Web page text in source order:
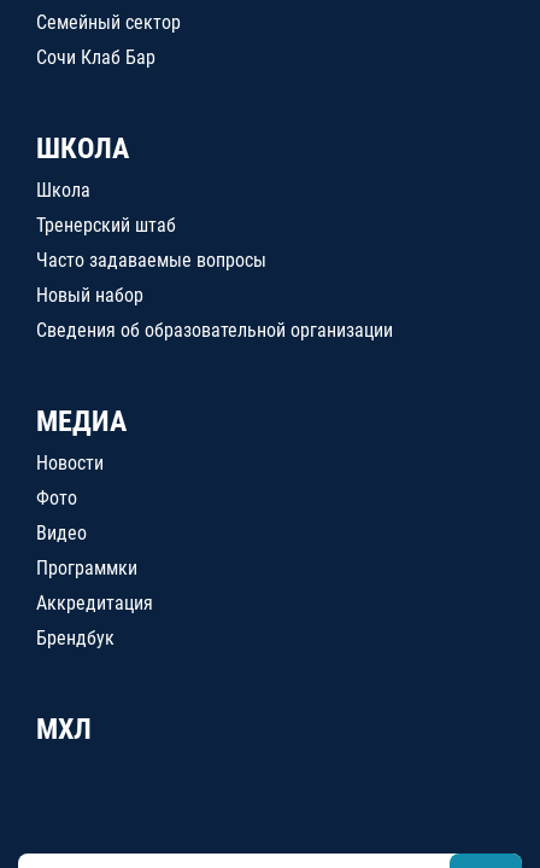
Семейный сектор
Сочи Клаб Бар
ШКОЛА
Школа
Тренерский штаб
Часто задаваемые вопросы
Новый набор
Сведения об образовательной организации
МЕДИА
Новости
Фото
Видео
Программки
Аккредитация
Брендбук
МХЛ